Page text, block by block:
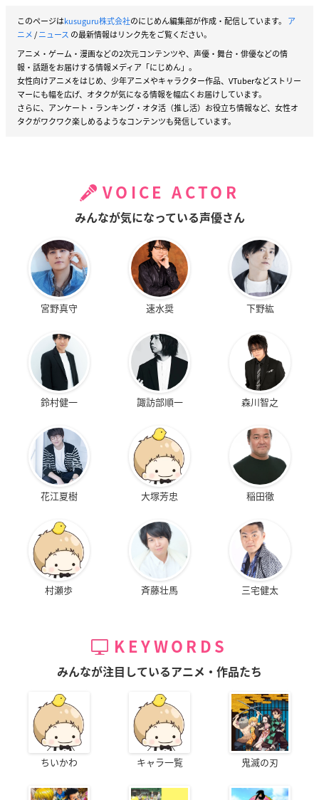
このページはkusuguru株式会社のにじめん編集部が作成・配信しています。 ア
ニメ/ニュース の最新情報はリンク先をご覧ください。
アニメ・ゲーム・漫画などの2次元コンテンツや、声優・舞台・俳優などの情
報・話題をお届けする情報メディア「にじめん」。
女性向けアニメをはじめ、少年アニメやキャラクター作品、VTuberなどストリー
マーにも幅を広げ、オタクが気になる情報を幅広くお届けしています。
さらに、アンケート・ランキング・オタ活（推し活）お役立ち情報など、女性オ
タクがワクワク楽しめるようなコンテンツも発信しています。
VOICE ACTOR
みんなが気になっている声優さん
宮野真守 速水奨 下野紘
鈴村健一 諏訪部順一 森川智之
花江夏樹 大塚芳忠 稲田徹
村瀬歩 斉藤壮馬 三宅健太
KEYWORDS
みんなが注目しているアニメ・作品たち
ちいかわ キャラ一覧 鬼滅の刃